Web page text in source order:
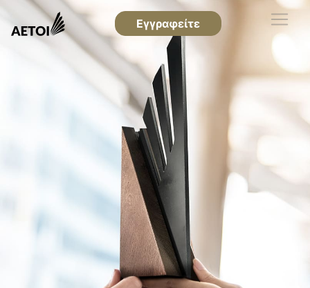
Εγγραφείτε